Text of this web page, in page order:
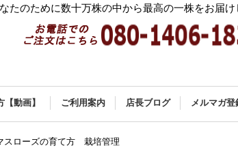
のために数十万株の中から最高の一株をお届け
【動画】 ご利用案内 店長ブログ メルマガ登
スローズの育て方 栽培管理